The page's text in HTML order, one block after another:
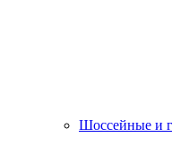
Шоссейные и